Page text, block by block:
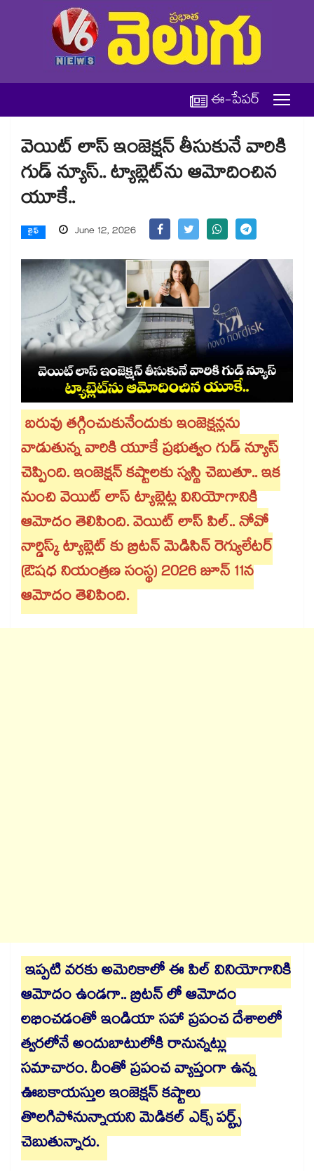
ఈ-పేపర్
వెయిట్ లాస్ ఇంజెక్షన్ తీసుకునే వారికి
గుడ్ న్యూస్.. ట్యాబ్లెట్⁭ను ఆమోదించిన
యూకే..
లైఫ్ June 12, 2026
బరువు తగ్గించుకునేందుకు ఇంజెక్షన్లను
వాడుతున్న వారికి యూకే ప్రభుత్వం గుడ్ న్యూస్
చెప్పింది. ఇంజెక్షన్ కష్టాలకు స్వస్థి చెబుతూ.. ఇక
నుంచి వెయిట్ లాస్ ట్యాబ్లెట్ల వినియోగానికి
ఆమోదం తెలిపింది. వెయిట్ లాస్ పిల్.. నోవో
నార్డిస్క్ ట్యాబ్లెట్ కు బ్రిటన్ మెడిసిన్ రెగ్యులేటర్
(ఔషధ నియంత్రణ సంస్థ) 2026 జూన్ 11న
ఆమోదం తెలిపింది.
ఇప్పటి వరకు అమెరికాలో ఈ పిల్ వినియోగానికి
ఆమోదం ఉండగా.. బ్రిటన్ లో ఆమోదం
లభించడంతో ఇండియా సహా ప్రపంచ దేశాలలో
త్వరలోనే అందుబాటులోకి రానున్నట్లు
సమాచారం. దీంతో ప్రపంచ వ్యాప్తంగా ఉన్న
ఊబకాయస్తుల ఇంజెక్షన్ కష్టాలు
తొలగిపోనున్నాయని మెడికల్ ఎక్స్ పర్ట్స్
చెబుతున్నారు.